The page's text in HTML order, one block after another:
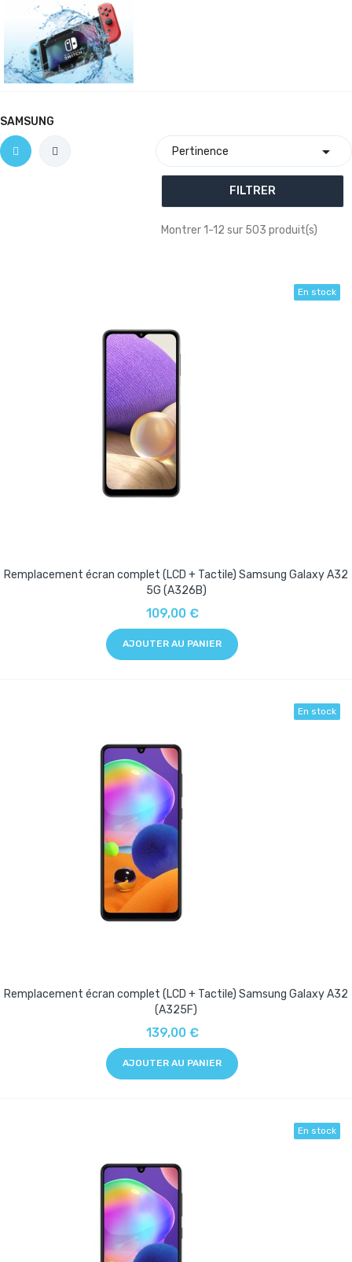
SAMSUNG
Pertinence 
FILTRER
Montrer 1-12 sur 503 produit(s)
En stock
Remplacement écran complet (LCD + Tactile) Samsung Galaxy A32
5G (A326B)
109,00 €
AJOUTER AU PANIER
En stock
Remplacement écran complet (LCD + Tactile) Samsung Galaxy A32
(A325F)
139,00 €
AJOUTER AU PANIER
En stock